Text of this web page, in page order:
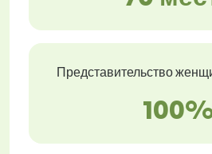
Представительство